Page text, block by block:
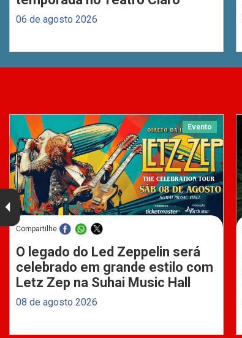
06 de agosto 2026
Evento
Compartilhe
O legado do Led Zeppelin será
celebrado em grande estilo com
Letz Zep na Suhai Music Hall
08 de agosto 2026